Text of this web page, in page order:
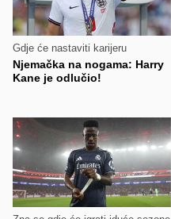
Gdje će nastaviti karijeru
Njemačka na nogama: Harry
Kane je odlučio!